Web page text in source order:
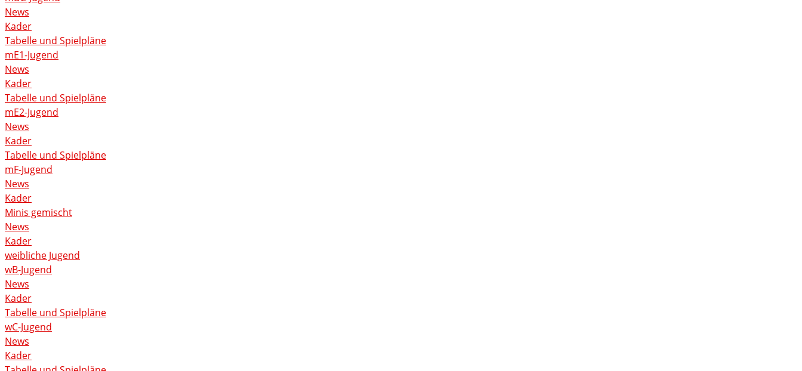
News
Kader
Tabelle und Spielpläne
mE1-Jugend
News
Kader
Tabelle und Spielpläne
mE2-Jugend
News
Kader
Tabelle und Spielpläne
mF-Jugend
News
Kader
Minis gemischt
News
Kader
weibliche Jugend
wB-Jugend
News
Kader
Tabelle und Spielpläne
wC-Jugend
News
Kader